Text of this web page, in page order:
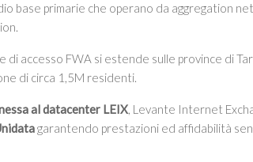
base primarie che operano da aggregation
di accesso FWA si estende sulle province di
di circa 1,5M residenti.
al datacenter LEIX, Levante Internet
garantendo prestazioni ed affidabilità